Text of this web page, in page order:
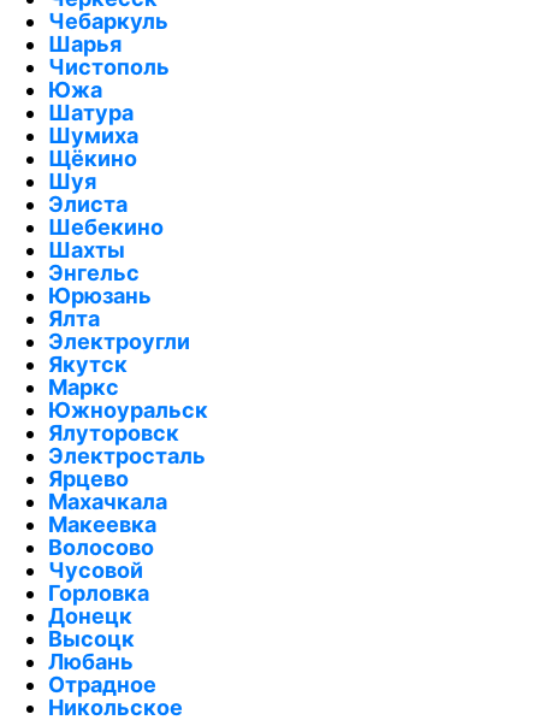
Чебаркуль
Шарья
Чистополь
Южа
Шатура
Шумиха
Щёкино
Шуя
Элиста
Шебекино
Шахты
Энгельс
Юрюзань
Ялта
Электроугли
Якутск
Маркс
Южноуральск
Ялуторовск
Электросталь
Ярцево
Махачкала
Макеевка
Волосово
Чусовой
Горловка
Донецк
Высоцк
Любань
Отрадное
Никольское